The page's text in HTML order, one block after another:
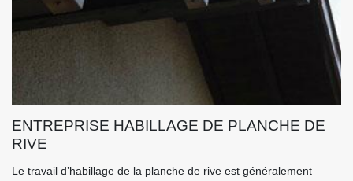
ENTREPRISE HABILLAGE DE PLANCHE DE
RIVE
Le travail d’habillage de la planche de rive est généralement